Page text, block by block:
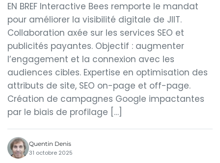
EN BREF Interactive Bees remporte le mandat
pour améliorer la visibilité digitale de JIIT.
Collaboration axée sur les services SEO et
publicités payantes. Objectif : augmenter
l’engagement et la connexion avec les
audiences cibles. Expertise en optimisation des
attributs de site, SEO on-page et off-page.
Création de campagnes Google impactantes
par le biais de profilage […]
Quentin Denis
31 octobre 2025